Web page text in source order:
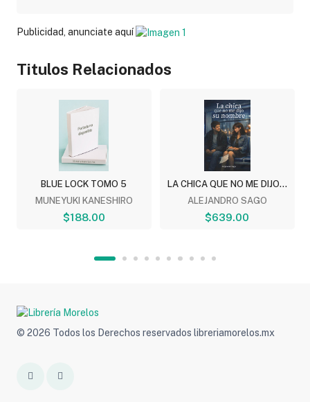
Publicidad, anunciate aquí
Titulos Relacionados
BLUE LOCK TOMO 5
MUNEYUKI KANESHIRO
$188.00
LA CHICA QUE NO ME DIJO...
ALEJANDRO SAGO
$639.00
© 2026 Todos los Derechos reservados libreriamorelos.mx